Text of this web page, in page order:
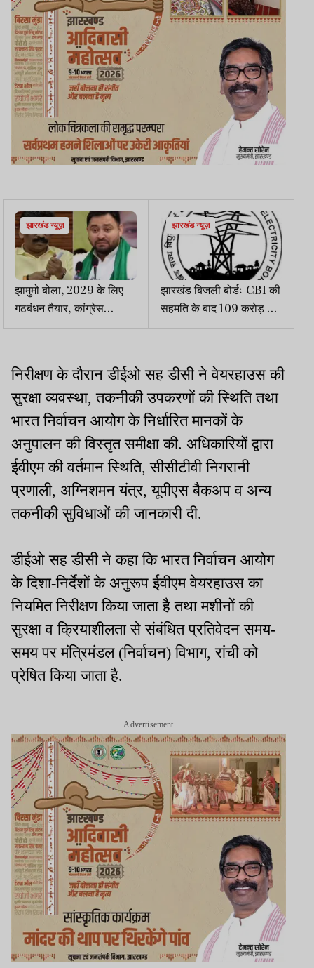
झारखंड न्यूज़
झामुमो बोला, 2029 के लिए
गठबंधन तैयार, कांग्रेस
राज्यसभा की हार भूलने को
गयी, बात गयी
झारखंड न्यूज़
झारखंड बिजली बोर्डः CBI की
सहमति के बाद 109 करोड़ की
निकासी के मामले की सुनवाई
निरीक्षण के दौरान डीईओ सह डीसी ने वेयरहाउस की
सुरक्षा व्यवस्था, तकनीकी उपकरणों की स्थिति तथा
भारत निर्वाचन आयोग के निर्धारित मानकों के
अनुपालन की विस्तृत समीक्षा की. अधिकारियों द्वारा
ईवीएम की वर्तमान स्थिति, सीसीटीवी निगरानी
प्रणाली, अग्निशमन यंत्र, यूपीएस बैकअप व अन्य
तकनीकी सुविधाओं की जानकारी दी.
डीईओ सह डीसी ने कहा कि भारत निर्वाचन आयोग
के दिशा-निर्देशों के अनुरूप ईवीएम वेयरहाउस का
नियमित निरीक्षण किया जाता है तथा मशीनों की
सुरक्षा व क्रियाशीलता से संबंधित प्रतिवेदन समय-
समय पर मंत्रिमंडल (निर्वाचन) विभाग, रांची को
प्रेषित किया जाता है.
Advertisement